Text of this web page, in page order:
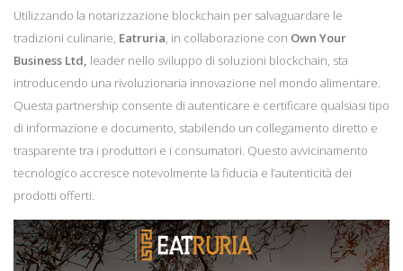
Utilizzando la notarizzazione blockchain per salvaguardare le
tradizioni culinarie, Eatruria, in collaborazione con Own Your
Business Ltd, leader nello sviluppo di soluzioni blockchain, sta
introducendo una rivoluzionaria innovazione nel mondo alimentare.
Questa partnership consente di autenticare e certificare qualsiasi tipo
di informazione e documento, stabilendo un collegamento diretto e
trasparente tra i produttori e i consumatori. Questo avvicinamento
tecnologico accresce notevolmente la fiducia e l’autenticità dei
prodotti offerti.